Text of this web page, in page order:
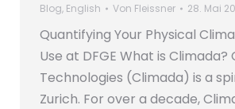
Blog, English Von Fleissner 28. Mai
Quantifying Your Physical
Use at DFGE What is Climada?
Technologies (Climada) is a
Zurich. For over a decade,